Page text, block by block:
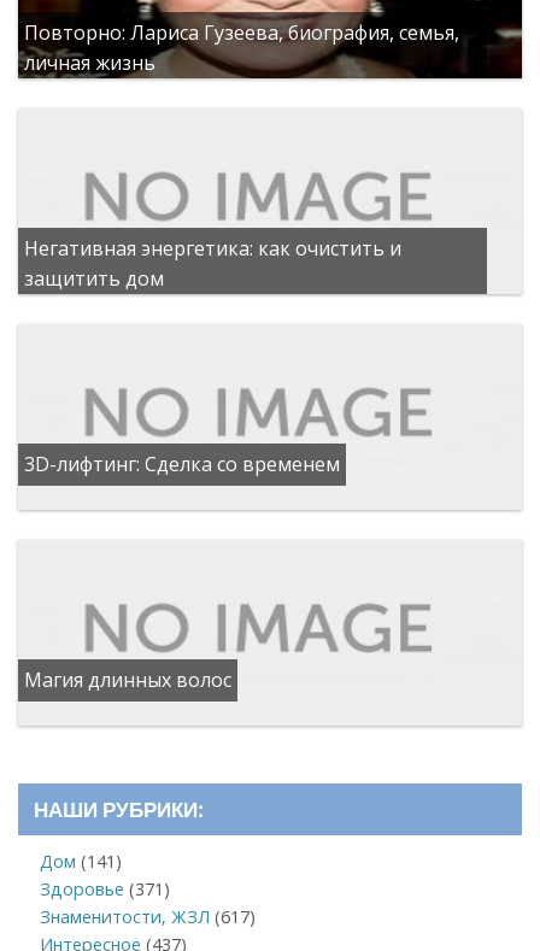
Повторно: Лариса Гузеева, биография, семья,
личная жизнь
Негативная энергетика: как очистить и
защитить дом
3D-лифтинг: Сделка со временем
Магия длинных волос
НАШИ РУБРИКИ:
Дом (141)
Здоровье (371)
Знаменитости, ЖЗЛ (617)
Интересное (437)